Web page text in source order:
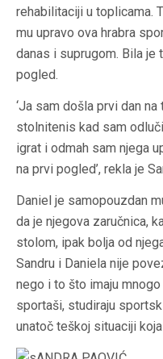
rehabilitaciji u toplicama.
mu upravo ova hrabra
danas i suprugom. Bila je
pogled.
‘Ja sam došla prvi dan
stolnitenis kad sam
igrat i odmah sam njega
na prvi pogled’, rekla je
Daniel je samopouzdan
da je njegova zaručnica,
stolom, ipak bolja od
Sandru i Daniela nije
nego i to što imaju
sportaši, studiraju
unatoč teškoj situaciji